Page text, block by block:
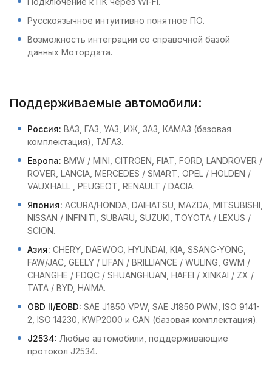
Русскоязычное интуитивно понятное ПО.
Возможность интеграции со справочной базой
данных Мотордата.
Поддерживаемые автомобили:
Россия: ВАЗ, ГАЗ, УАЗ, ИЖ, ЗАЗ, КАМАЗ (базовая
комплектация), ТАГАЗ.
Европа: BMW / MINI, CITROEN, FIAT, FORD, LANDROVER /
ROVER, LANCIA, MERCEDES / SMART, OPEL / HOLDEN /
VAUXHALL , PEUGEOT, RENAULT / DACIA.
Япония: ACURA/HONDA, DAIHATSU, MAZDA, MITSUBISHI,
NISSAN / INFINITI, SUBARU, SUZUKI, TOYOTA / LEXUS /
SCION.
Азия: CHERY, DAEWOO, HYUNDAI, KIA, SSANG-YONG,
FAW/JAC, GEELY / LIFAN / BRILLIANCE / WULING, GWM /
CHANGHE / FDQC / SHUANGHUAN, HAFEI / XINKAI / ZX /
TATA / BYD, HAIMA.
OBD II/EOBD: SAE J1850 VPW, SAE J1850 PWM, ISO 9141-
2, ISO 14230, KWP2000 и CAN (базовая комплектация).
J2534: Любые автомобили, поддерживающие
протокол J2534.